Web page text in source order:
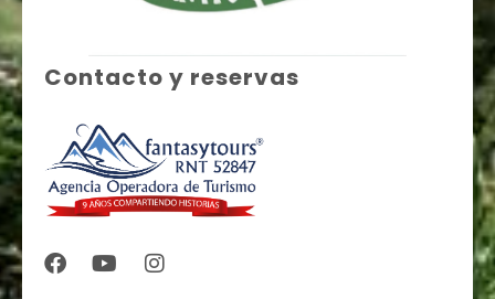
Contacto y reservas